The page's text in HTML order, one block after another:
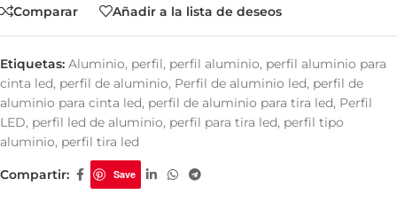
Comparar Añadir a la lista de deseos
Etiquetas: Aluminio, perfil, perfil aluminio, perfil aluminio para
cinta led, perfil de aluminio, Perfil de aluminio led, perfil de
aluminio para cinta led, perfil de aluminio para tira led, Perfil
LED, perfil led de aluminio, perfil para tira led, perfil tipo
aluminio, perfil tira led
Compartir: Save